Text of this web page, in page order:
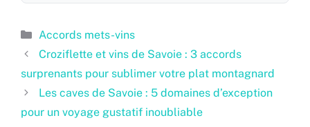
Catégories
Accords mets-vins
Croziflette et vins de Savoie : 3 accords
surprenants pour sublimer votre plat montagnard
Les caves de Savoie : 5 domaines d’exception
pour un voyage gustatif inoubliable